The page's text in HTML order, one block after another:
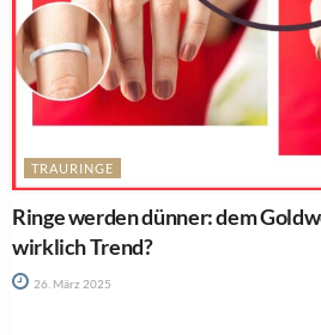
TRAURINGE
Ringe werden dünner: dem
wirklich Trend?
26. März 2025